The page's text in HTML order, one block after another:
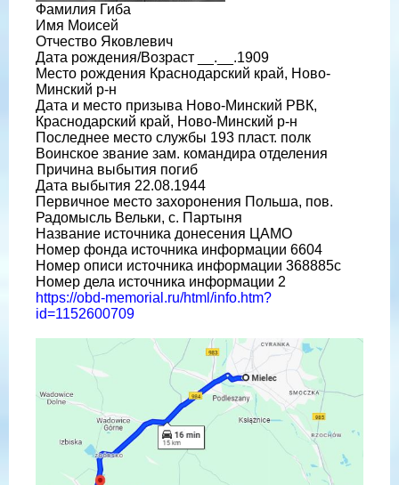
Фамилия Гиба
Имя Моисей
Отчество Яковлевич
Дата рождения/Возраст __.__.1909
Место рождения Краснодарский край, Ново-
Минский р-н
Дата и место призыва Ново-Минский РВК,
Краснодарский край, Ново-Минский р-н
Последнее место службы 193 пласт. полк
Воинское звание зам. командира отделения
Причина выбытия погиб
Дата выбытия 22.08.1944
Первичное место захоронения Польша, пов.
Радомысль Вельки, с. Партыня
Название источника донесения ЦАМО
Номер фонда источника информации 6604
Номер описи источника информации 368885с
Номер дела источника информации 2
https://obd-memorial.ru/html/info.htm?
id=1152600709